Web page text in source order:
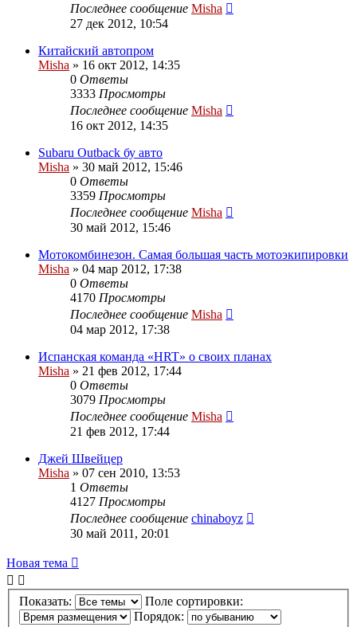
Последнее сообщение Misha
27 дек 2012, 10:54
Китайский автопром
Misha » 16 окт 2012, 14:35
0 Ответы
3333 Просмотры
Последнее сообщение Misha
16 окт 2012, 14:35
Subaru Outback бу авто
Misha » 30 май 2012, 15:46
0 Ответы
3359 Просмотры
Последнее сообщение Misha
30 май 2012, 15:46
Мотокомбинезон. Самая большая часть мотоэкипировки
Misha » 04 мар 2012, 17:38
0 Ответы
4170 Просмотры
Последнее сообщение Misha
04 мар 2012, 17:38
Испанская команда «HRT» о своих планах
Misha » 21 фев 2012, 17:44
0 Ответы
3079 Просмотры
Последнее сообщение Misha
21 фев 2012, 17:44
Джей Швейцер
Misha » 07 сен 2010, 13:53
1 Ответы
4127 Просмотры
Последнее сообщение chinaboyz
30 май 2011, 20:01
Новая тема
Показать:
Поле сортировки:
Порядок: